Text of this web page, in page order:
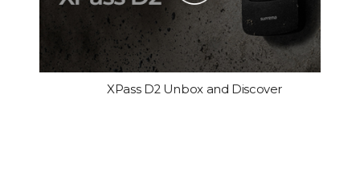
XPass D2 Unbox and Discover